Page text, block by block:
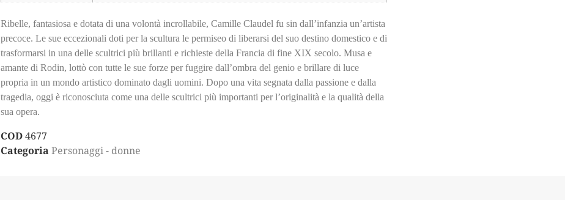
Ribelle, fantasiosa e dotata di una volontà incrollabile, Camille Claudel fu sin dall’infanzia un’artista
precoce. Le sue eccezionali doti per la scultura le permiseo di liberarsi del suo destino domestico e di
trasformarsi in una delle scultrici più brillanti e richieste della Francia di fine XIX secolo. Musa e
amante di Rodin, lottò con tutte le sue forze per fuggire dall’ombra del genio e brillare di luce
propria in un mondo artistico dominato dagli uomini. Dopo una vita segnata dalla passione e dalla
tragedia, oggi è riconosciuta come una delle scultrici più importanti per l’originalità e la qualità della
sua opera.
COD4677
Categoria Personaggi - donne